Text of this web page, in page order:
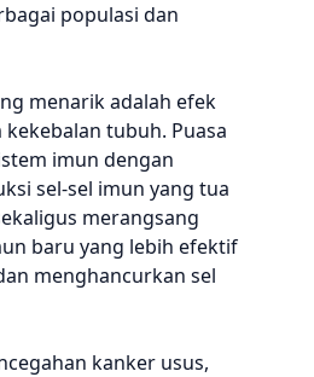
populasi dan
menarik adalah efek
tubuh. Puasa
imun dengan
sel-sel imun yang tua
merangsang
baru yang lebih efektif
menghancurkan sel
kanker usus,